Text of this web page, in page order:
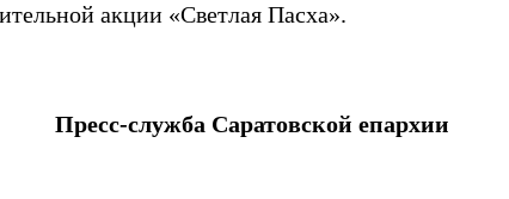
акции «Светлая Пасха».
Пресс-служба Саратовской епархии